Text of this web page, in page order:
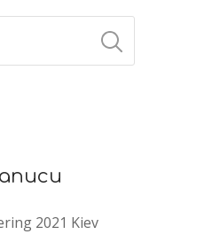
2021 Kiev